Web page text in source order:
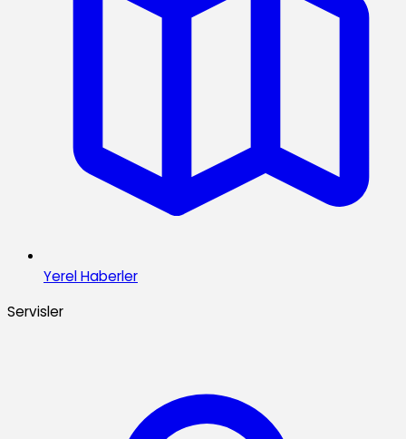
Yerel Haberler
Servisler